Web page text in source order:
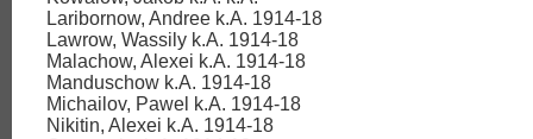
Laribornow, Andree k.A. 1914-18
Lawrow, Wassily k.A. 1914-18
Malachow, Alexei k.A. 1914-18
Manduschow k.A. 1914-18
Michailov, Pawel k.A. 1914-18
Nikitin, Alexei k.A. 1914-18